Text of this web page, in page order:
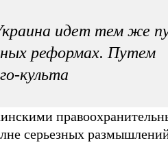
идет тем же
реформах. Путем
культа
серьезных